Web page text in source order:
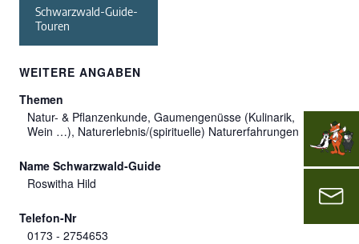
Schwarzwald-Guide-
Touren
WEITERE ANGABEN
Themen
Natur- & Pflanzenkunde, Gaumengenüsse (Kulinarik,
Wein …), Naturerlebnis/(spirituelle) Naturerfahrungen
Name Schwarzwald-Guide
Roswitha Hild
Telefon-Nr
0173 - 2754653